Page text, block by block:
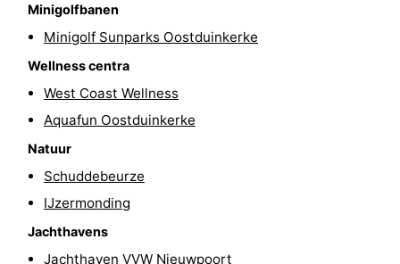
Fietsen
Wandelen
Paardrijden
Golfbanen
Surfen
Eten
drinken
Jachthaven
Evenementen
Minigolfbanen
Minigolf Sunparks Oostduinkerke
Wellness centra
West Coast Wellness
Aquafun Oostduinkerke
Natuur
Schuddebeurze
IJzermonding
Jachthavens
Jachthaven VVW Nieuwpoort